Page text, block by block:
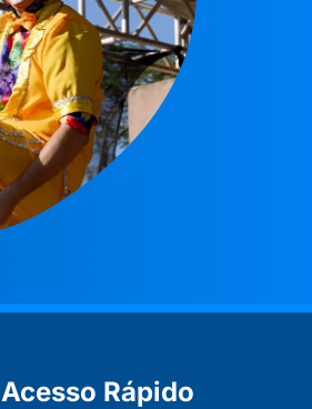
Acesso Rápido